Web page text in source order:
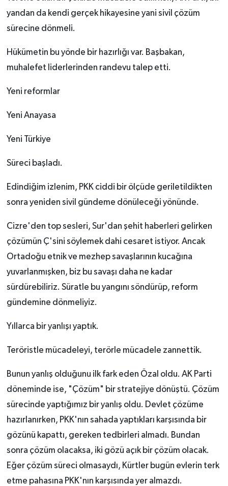
yandan da kendi gerçek hikayesine yani sivil çözüm
sürecine dönmeli.
Hükümetin bu yönde bir hazırlığı var. Başbakan,
muhalefet liderlerinden randevu talep etti.
Yeni reformlar
Yeni Anayasa
Yeni Türkiye
Süreci başladı.
Edindiğim izlenim, PKK ciddi bir ölçüde geriletildikten
sonra yeniden sivil gündeme dönüleceği yönünde.
Cizre'den top sesleri, Sur'dan şehit haberleri gelirken
çözümün Ç'sini söylemek dahi cesaret istiyor. Ancak
Ortadoğu etnik ve mezhep savaşlarının kucağına
yuvarlanmışken, biz bu savaşı daha ne kadar
sürdürebiliriz. Süratle bu yangını söndürüp, reform
gündemine dönmeliyiz.
Yıllarca bir yanlışı yaptık.
Teröristle mücadeleyi, terörle mücadele zannettik.
Bunun yanlış olduğunu ilk fark eden Özal oldu. AK Parti
döneminde ise, "Çözüm" bir stratejiye dönüştü. Çözüm
sürecinde yaptığımız bir yanlış oldu. Devlet çözüme
hazırlanırken, PKK'nın sahada yaptıkları karşısında bir
gözünü kapattı, gereken tedbirleri almadı. Bundan
sonra çözüm olacaksa, iki gözü açık bir çözüm olacak.
Eğer çözüm süreci olmasaydı, Kürtler bugün evlerin terk
etme pahasına PKK'nın karşısında yer almazdı.